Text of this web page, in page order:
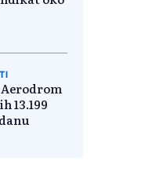
13.199